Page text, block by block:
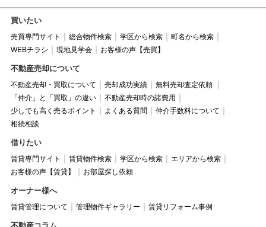
買いたい
売買専門サイト 総合物件検索 学区から検索
町名から検索
WEBチラシ
現地見学会 お客様の声【売買】
不動産売却について
不動産売却・買取について 売却成功実績
無料売却査定依頼
「仲介」と「買取」の違い
不動産売却時の諸費用
少しでも高く売るポイント
よくある質問
仲介手数料について
相続相談
借りたい
賃貸専門サイト 賃貸物件検索 学区から検索
エリアから検索
お客様の声【賃貸】
お部屋探し依頼
オーナー様へ
賃貸管理について 管理物件ギャラリー 賃貸リフォーム事例